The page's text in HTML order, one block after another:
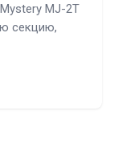
MJ-2T
секцию,